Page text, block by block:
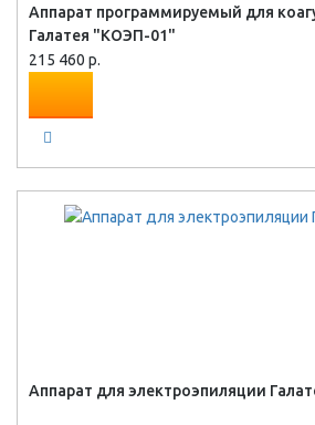
Аппарат программируемый для
Галатея "КОЭП-01"
215 460 р.
Аппарат для электроэпиляции